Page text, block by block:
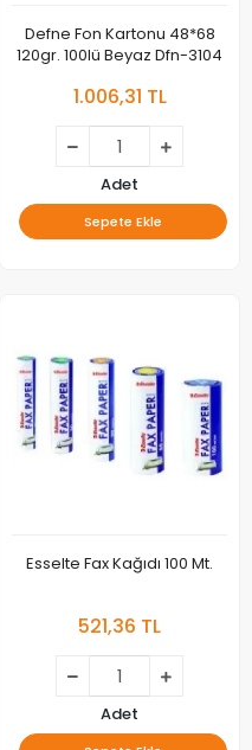
Defne Fon Kartonu 48*68
120gr. 100lü Beyaz Dfn-3104
1.006,31 TL
Adet
Sepete Ekle
Esselte Fax Kağıdı 100 Mt.
521,36 TL
Adet